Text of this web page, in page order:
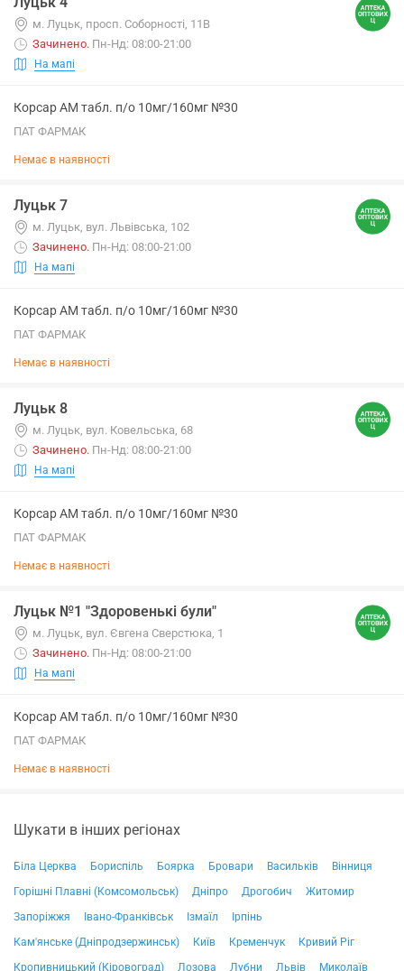
м. Луцьк, просп. Соборності, 11В
Зачинено. Пн-Нд: 08:00-21:00
На мапі
Корсар АМ табл. п/о 10мг/160мг №30
ПАТ ФАРМАК
Немає в наявності
Луцьк 7
м. Луцьк, вул. Львівська, 102
Зачинено. Пн-Нд: 08:00-21:00
На мапі
Корсар АМ табл. п/о 10мг/160мг №30
ПАТ ФАРМАК
Немає в наявності
Луцьк 8
м. Луцьк, вул. Ковельська, 68
Зачинено. Пн-Нд: 08:00-21:00
На мапі
Корсар АМ табл. п/о 10мг/160мг №30
ПАТ ФАРМАК
Немає в наявності
Луцьк №1 "Здоровенькі були"
м. Луцьк, вул. Євгена Сверстюка, 1
Зачинено. Пн-Нд: 08:00-21:00
На мапі
Корсар АМ табл. п/о 10мг/160мг №30
ПАТ ФАРМАК
Немає в наявності
Шукати в інших регіонах
Біла Церква Бориспіль Боярка Бровари Васильків
Вінниця
Горішні Плавні (Комсомольськ)
Дніпро Дрогобич
Житомир
Запоріжжя
Івано-Франківськ Ізмаїл
Ірпінь
Кам'янське (Дніпродзержинськ)
Київ Кременчук
Кривий Ріг
Кропивницький (Кіровоград)
Лозова Лубни Львів
Миколаїв